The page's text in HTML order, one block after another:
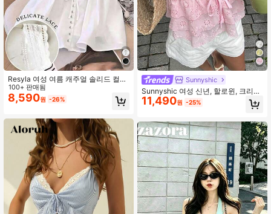
Resyla 여성 여름 캐주얼 솔리드 컬러
레이스 패치워크 민소매 블라우스
100+ 판매됨
8,590원 -26%
Sunnyshic
Sunnyshic 여성 신년, 할로윈, 크리스
마스, 추수감사절 의상, 파티, 출퇴근,
일상 외출, 휴가에 적합. 여름 옐로우
A라인 비치 휴가 귀여운 러플 보우 타
이 스트랩 3단 러플 디자인 백리스 캐
미솔
11,490원 -25%